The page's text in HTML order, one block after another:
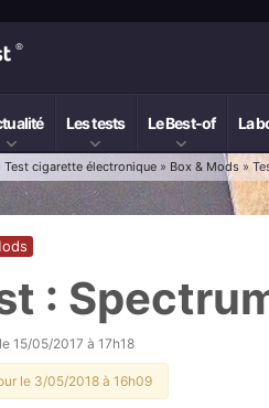
Les tests Le Best-of La
Test cigarette électronique » Box & Mods »
:
15/05/2017 à 17h18
le 3/05/2018 à 16h09